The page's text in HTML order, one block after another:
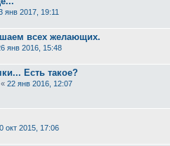
янв 2017, 19:11
всех желающих.
янв 2016, 15:48
Есть такое?
« 22 янв 2016, 12:07
окт 2015, 17:06